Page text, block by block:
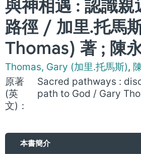
與神相遇 : 認識親
路徑 / 加里.托馬
Thomas) 著 ; 陳
Thomas, Gary (加里.托馬斯),
原著
(英
文)：
Sacred pathways :
path to God / Gary
本書簡介